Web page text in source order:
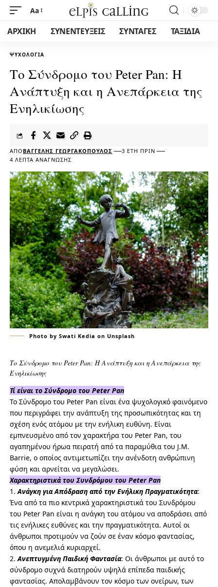
Aa
ΑΡΧΙΚΗ ΣΥΝΕΝΤΕΥΞΕΙΣ ΣΥΝΤΑΓΕΣ ΤΑΞΙΔΙΑ
ΨΥΧΟΛΟΓΊΑ
Το Σύνδρομο του Peter Pan: Η
Ανάπτυξη και η Ανεπάρκεια της
Ενηλικίωσης
ΑΠΌ ΒΑΓΓΈΛΗΣ ΓΕΩΡΓΑΚΌΠΟΥΛΟΣ
3 ΈΤΗ ΠΡΙΝ
4 ΛΕΠΤΆ ΑΝΆΓΝΩΣΗΣ
Photo by Swati Kedia on Unsplash
Το Σύνδρομο του Peter Pan: Η Ανάπτυξη και η Ανεπάρκεια της
Ενηλικίωσης
Τί είναι το Σύνδρομο του Peter Pan
Το Σύνδρομο του Peter Pan είναι ένα ψυχολογικό φαινόμενο
που περιγράφει την ανάπτυξη της προσωπικότητας και τη
σχέση ενός ατόμου με την ενήλικη ευθύνη. Είναι
εμπνευσμένο από τον χαρακτήρα του Peter Pan, του
αγαπημένου ήρωα πειρατή από τα παραμύθια του J.M.
Barrie, ο οποίος αντιμετωπίζει την ανένδοτη ανθρώπινη
φύση και αρνείται να μεγαλώσει.
Χαρακτηριστικά του Συνδρόμου του Peter Pan
1.Ανάγκη για Απόδραση από την Ενήλικη Πραγματικότητα:
Ένα από τα πιο κεντρικά χαρακτηριστικά του Συνδρόμου
του Peter Pan είναι η ανάγκη του ατόμου να αποδράσει από
τις ενήλικες ευθύνες και την πραγματικότητα. Αυτοί οι
άνθρωποι προτιμούν να ζούν σε έναν κόσμο φαντασίας,
όπου η ανεμελιά κυριαρχεί.
2.Ανεπτυγμένη Παιδική Φαντασία: Οι άνθρωποι με αυτό το
σύνδρομο συχνά διατηρούν υψηλά επίπεδα παιδικής
φαντασίας. Απολαμβάνουν τον κόσμο των ονείρων, των